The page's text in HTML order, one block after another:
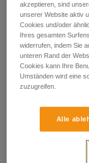
Achten
einer
B.
akzeptieren, sind
unserer Website aktiv
Cookies und/oder
Ihres gesamten
widerrufen, indem Sie
unteren Rand der
Cookies kann Ihre
Umständen wird eine
zuzugreifen.
Alle